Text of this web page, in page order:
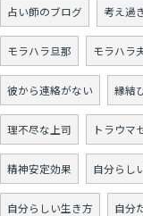
占い師のブログ 考え過
モラハラ旦那 モラハラ
彼から連絡がない 縁結
理不尽な上司 トラウマ
精神安定効果 自分らし
自分らしい生き方 自分